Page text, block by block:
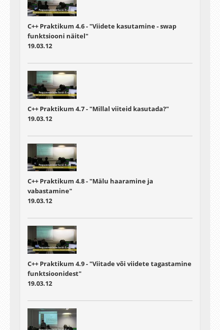
C++ Praktikum 4.6 - "Viidete kasutamine - swap
funktsiooni näitel"
19.03.12
C++ Praktikum 4.7 - "Millal viiteid kasutada?"
19.03.12
C++ Praktikum 4.8 - "Mälu haaramine ja
vabastamine"
19.03.12
C++ Praktikum 4.9 - "Viitade või viidete tagastamine
funktsioonidest"
19.03.12